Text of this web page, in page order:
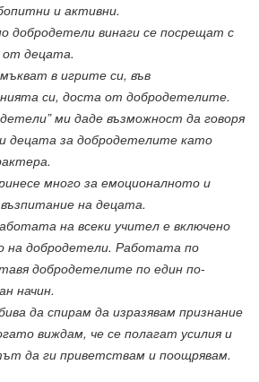
и активни.
добродетели винаги се посрещат с
от децата.
в игрите си, във
си, доста от добродетелите.
ми даде възможност да говоря
децата за добродетелите като
много за емоционалното и
на децата.
на всеки учител е включено
на добродетели. Работата по
добродетелите по един по-
начин.
да спирам да изразявам признание
виждам, че се полагат усилия и
да ги приветствам и поощрявам.